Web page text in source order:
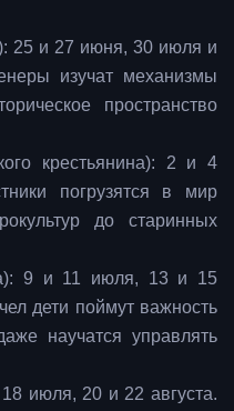
25 и 27 июня, 30 июля и
изучат механизмы
пространство
крестьянина): 2 и 4
погрузятся в мир
до старинных
9 и 11 июля, 13 и 15
дети поймут важность
научатся управлять
июля, 20 и 22 августа.